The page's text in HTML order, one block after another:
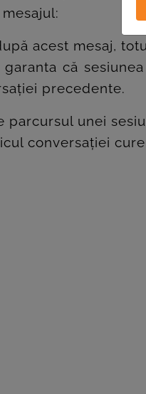
acest mesaj,
garanta că
precedente.
parcursul unei
conversației